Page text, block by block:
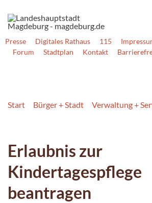
Presse Digitales Rathaus 115
Forum
Stadtplan Kontakt
Start Bürger + Stadt Verwaltung +
Erlaubnis zur
Kindertagespflege
beantragen